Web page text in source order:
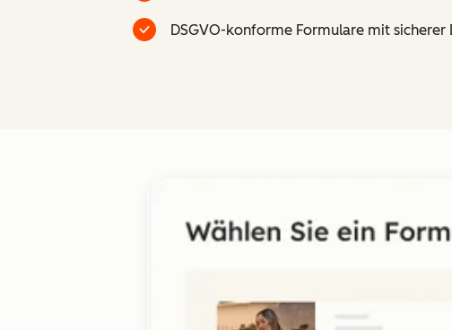
DSGVO-konforme Formulare mit